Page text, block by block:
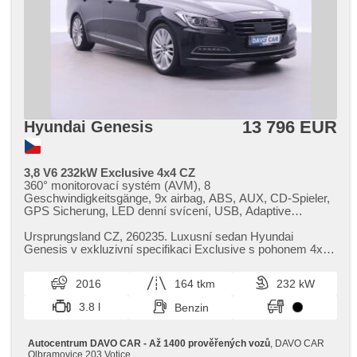
Hyundai Genesis 13 796 EUR
3,8 V6 232kW Exclusive 4x4 CZ
360° monitorovací systém (AVM), 8
Geschwindigkeitsgänge, 9x airbag, ABS, AUX, CD-Spieler,
GPS Sicherung, LED denní svícení, USB, Adaptive
jízdním pruhu, asistent rozjezdu do kopce (HSA),
Klimaautomatik, Automatikgetriebe, automatisch im Berg
bezklíčové odemykání, Bi Xenon-Scheinwerfer, Bluetooth,
Brems-Assistent, Zentralverriegelung mit
Funkfernbedienung, Zentralverriegelung, täglich Leuchten,
digitální příjem rádia (DAB), dotykové ovládání palubního
Holzverkleidung, El. Wagentürschlüssung, el. nastavitelná
zadní sedadla, El. Seitenscheiben, El. einstellbare Sitze, El.
Ursprungsland CZ,​ 260235. Luxusní sedan Hyundai
Genesis v exkluzivní specifikaci Exclusive s pohonem 4x4
2016 164 tkm
232 kW
3.8 l
Benzin
Autocentrum DAVO CAR - Až 1400 prověřených vozů , DAVO CAR
Olbramovice 203 Votice